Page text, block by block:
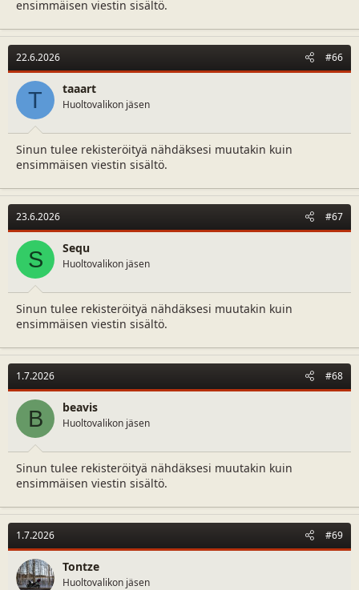
ensimmäisen viestin sisältö.
22.6.2026 #66
T taaart
Huoltovalikon jäsen
Sinun tulee rekisteröityä nähdäksesi muutakin kuin
ensimmäisen viestin sisältö.
23.6.2026 #67
S Sequ
Huoltovalikon jäsen
Sinun tulee rekisteröityä nähdäksesi muutakin kuin
ensimmäisen viestin sisältö.
1.7.2026 #68
B beavis
Huoltovalikon jäsen
Sinun tulee rekisteröityä nähdäksesi muutakin kuin
ensimmäisen viestin sisältö.
1.7.2026 #69
Tontze
Huoltovalikon jäsen